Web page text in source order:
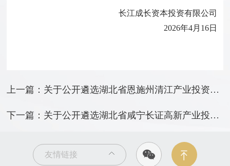
长江成长资本投资有限公司
2026年4月16日
上一篇：关于公开遴选湖北省恩施州清江产业投资基金子基金管理机构的公告
下一篇：关于公开遴选湖北省咸宁长证高新产业投资基金子基金管理机构的公告
友情链接